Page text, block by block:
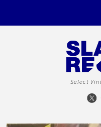
Select